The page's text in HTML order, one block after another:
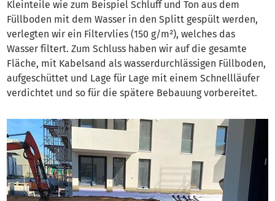
Kleinteile wie zum Beispiel Schluff und Ton aus dem
Füllboden mit dem Wasser in den Splitt gespült werden,
verlegten wir ein Filtervlies (150 g/m²), welches das
Wasser filtert. Zum Schluss haben wir auf die gesamte
Fläche, mit Kabelsand als wasserdurchlässigen Füllboden,
aufgeschüttet und Lage für Lage mit einem Schnellläufer
verdichtet und so für die spätere Bebauung vorbereitet.